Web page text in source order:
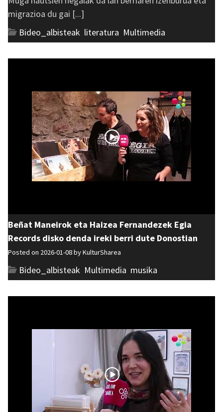
migrazioa du gai [...]
Bideo_albisteak literatura Multimedia
Beñat Maneirok eta Haizea Fernandezek Egia
Records disko denda ireki berri dute Donostian
Posted on 2026-01-08 byKulturSharea
Bideo_albisteak Multimedia musika